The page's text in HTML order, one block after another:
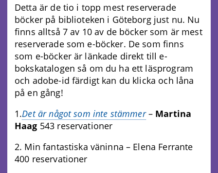
Detta är de tio i topp mest reserverade
böcker på biblioteken i Göteborg just nu. Nu
finns alltså 7 av 10 av de böcker som är mest
reserverade som e-böcker. De som finns
som e-böcker är länkade direkt till e-
bokskatalogen så om du ha ett läsprogram
och adobe-id färdigt kan du klicka och låna
på en gång!
1.Det är något som inte stämmer– Martina
Haag 543 reservationer
2. Min fantastiska väninna – Elena Ferrante
400 reservationer